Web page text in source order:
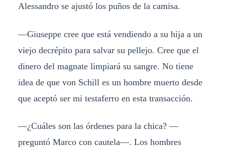
Alessandro se ajustó los puños de la camisa.
—Giuseppe cree que está vendiendo a su hija a un
viejo decrépito para salvar su pellejo. Cree que el
dinero del magnate limpiará su sangre. No tiene
idea de que von Schill es un hombre muerto desde
que aceptó ser mi testaferro en esta transacción.
—¿Cuáles son las órdenes para la chica? —
preguntó Marco con cautela—. Los hombres